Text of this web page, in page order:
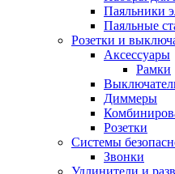
Паяльники
Паяльные
Розетки и
Аксессуары
Рамки
Диммеры
Розетки
Системы
Звонки
Удлинители и